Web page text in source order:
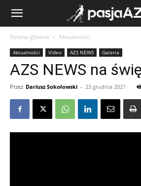
Strona główna Aktualności
Aktualności Video AZS NEWS Galeria
AZS NEWS na
Przez Dariusz Sokołowski - 23 grudnia 2021